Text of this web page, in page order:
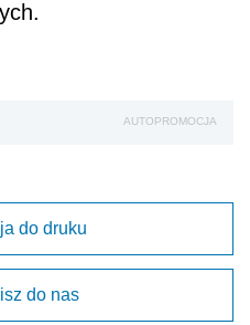
AUTOPROMOCJA
do druku
do nas